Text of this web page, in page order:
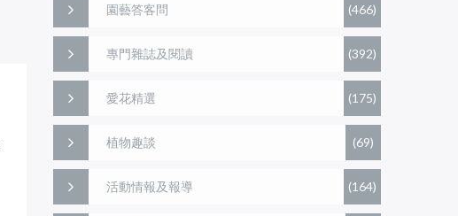
園藝答客問 (466)
專門雜誌及閱讀 (392)
愛花精選 (175)
植物趣談 (69)
活動情報及報導 (164)